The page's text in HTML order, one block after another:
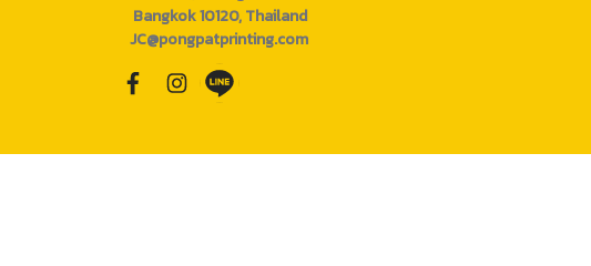
Bangkok 10120, Thailand
JC@pongpatprinting.com